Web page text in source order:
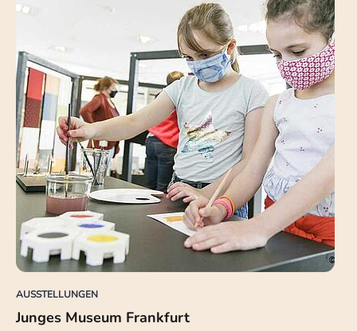
AUSSTELLUNGEN
Junges Museum Frankfurt